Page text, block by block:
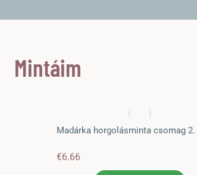
Mintáim
Madárka horgolásminta csomag 2.
€6.66